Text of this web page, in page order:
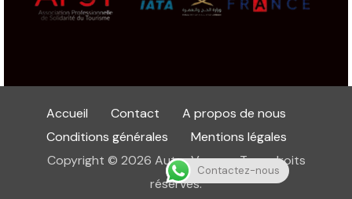
Accueil Contact
A propos de nous
Conditions générales
Mentions légales
Copyright © 2026 Autre Voyage. Tous droits
réservés.
Contactez-nous